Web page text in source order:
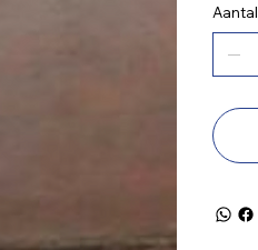
Aantal